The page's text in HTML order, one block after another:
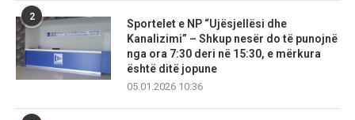
2
Sportelet e NP “Ujësjellësi dhe
Kanalizimi” – Shkup nesër do të punojnë
nga ora 7:30 deri në 15:30, e mërkura
është ditë jopune
05.01.2026 10:36